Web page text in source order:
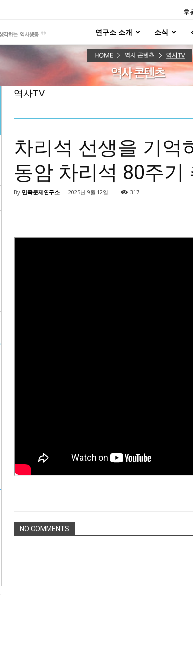
후
연구소 소개 소식
역사TV
차리석 선생을 기억
동암 차리석 80주기
By 민족문제연구소 - 2025년 9월 12일 317
NO COMMENTS